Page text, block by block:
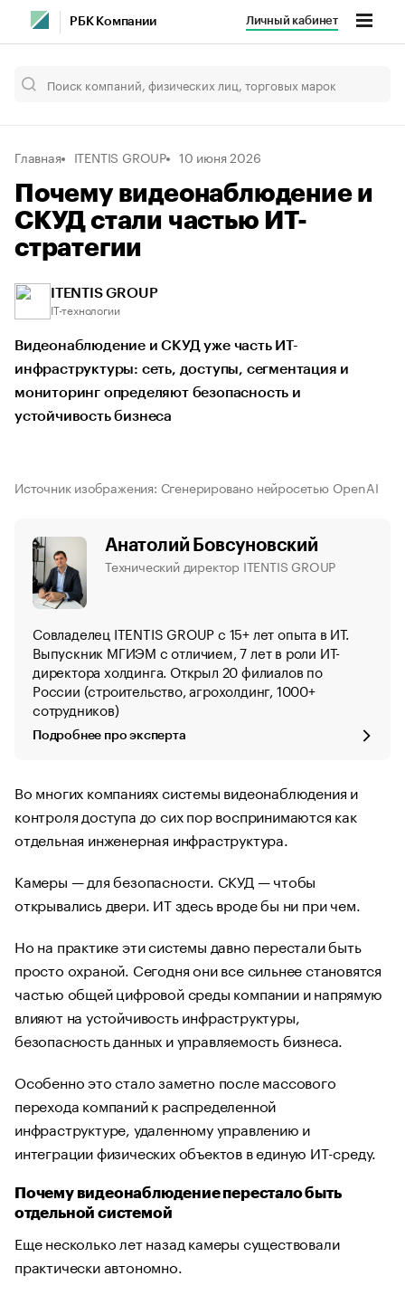
РБК Компании Личный кабинет
Главная ITENTIS GROUP 10 июня 2026
Почему видеонаблюдение и
СКУД стали частью ИТ-
стратегии
ITENTIS GROUP
IT-технологии
Видеонаблюдение и СКУД уже часть ИТ-
инфраструктуры: сеть, доступы, сегментация и
мониторинг определяют безопасность и
устойчивость бизнеса
Источник изображения: Сгенерировано нейросетью OpenAI
Анатолий Бовсуновский
Технический директор ITENTIS GROUP
Совладелец ITENTIS GROUP с 15+ лет опыта в ИТ.
Выпускник МГИЭМ с отличием, 7 лет в роли ИТ-
директора холдинга. Открыл 20 филиалов по
России (строительство, агрохолдинг, 1000+
сотрудников)
Подробнее про эксперта
Во многих компаниях системы видеонаблюдения и
контроля доступа до сих пор воспринимаются как
отдельная инженерная инфраструктура.
Камеры — для безопасности. СКУД — чтобы
открывались двери. ИТ здесь вроде бы ни при чем.
Но на практике эти системы давно перестали быть
просто охраной. Сегодня они все сильнее становятся
частью общей цифровой среды компании и напрямую
влияют на устойчивость инфраструктуры,
безопасность данных и управляемость бизнеса.
Особенно это стало заметно после массового
перехода компаний к распределенной
инфраструктуре, удаленному управлению и
интеграции физических объектов в единую ИТ-среду.
Почему видеонаблюдение перестало быть
отдельной системой
Еще несколько лет назад камеры существовали
практически автономно.